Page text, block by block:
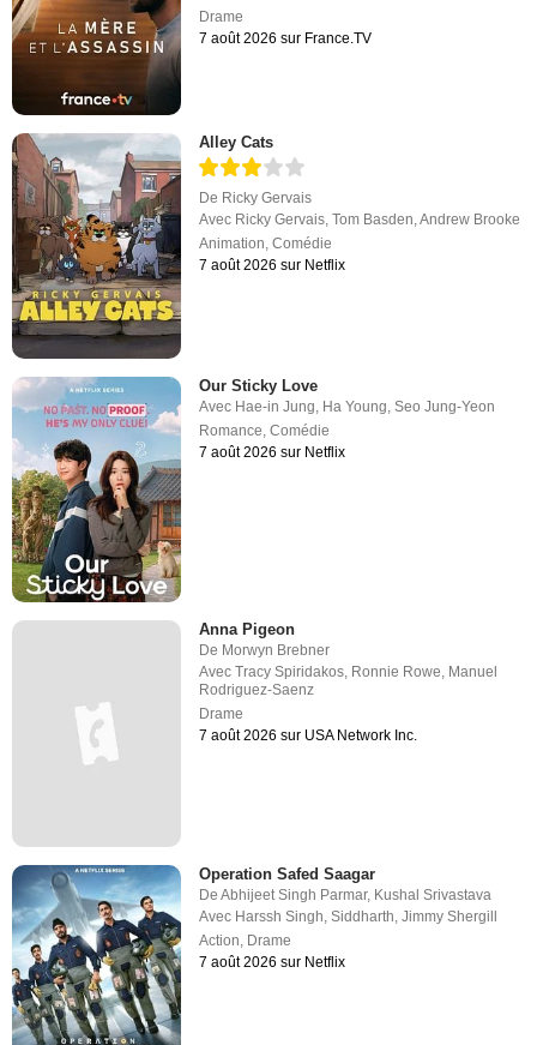
Drame
7 août 2026 sur France.TV
Alley Cats
De Ricky Gervais
Avec Ricky Gervais ,Tom Basden ,Andrew Brooke
Animation ,Comédie
7 août 2026 sur Netflix
Our Sticky Love
Avec Hae-in Jung, Ha Young,Seo Jung-Yeon
Romance,Comédie
7 août 2026 sur Netflix
Anna Pigeon
De Morwyn Brebner
AvecTracy Spiridakos, Ronnie Rowe, Manuel
Rodriguez-Saenz
Drame
7 août 2026 sur USA Network Inc.
Operation Safed Saagar
DeAbhijeet Singh Parmar, Kushal Srivastava
Avec Harssh Singh ,Siddharth ,Jimmy Shergill
Action Drame
7 août 2026 sur Netflix